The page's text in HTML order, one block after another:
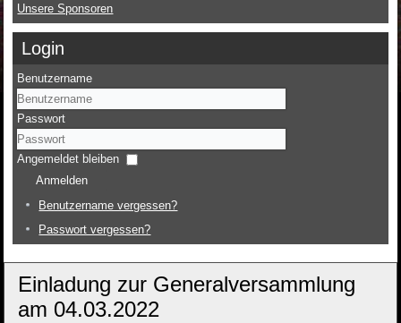
Unsere Sponsoren
Login
Benutzername
Passwort
Angemeldet bleiben
Anmelden
Benutzername vergessen?
Passwort vergessen?
Einladung zur Generalversammlung
am 04.03.2022